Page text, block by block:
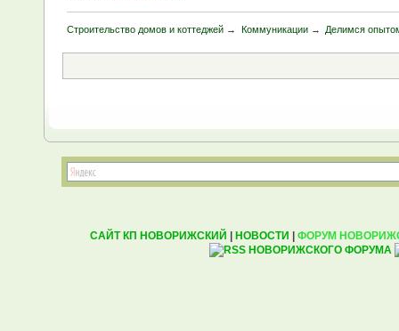
Строительство домов и коттеджей → Коммуникации→ Делимся
САЙТ КП НОВОРИЖСКИЙ | НОВОСТИ | ФОРУМ